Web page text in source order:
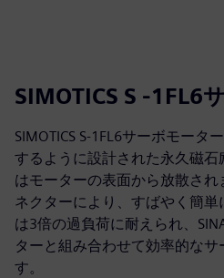
SIMOTICS S -1FL6
SIMOTICS S-1FL6サーボモータ
するように設計された永久磁
はモーターの表面から放散さ
ネクターにより、すばやく簡
は3倍の過負荷に耐えられ、
ターと組み合わせて効率的な
す。